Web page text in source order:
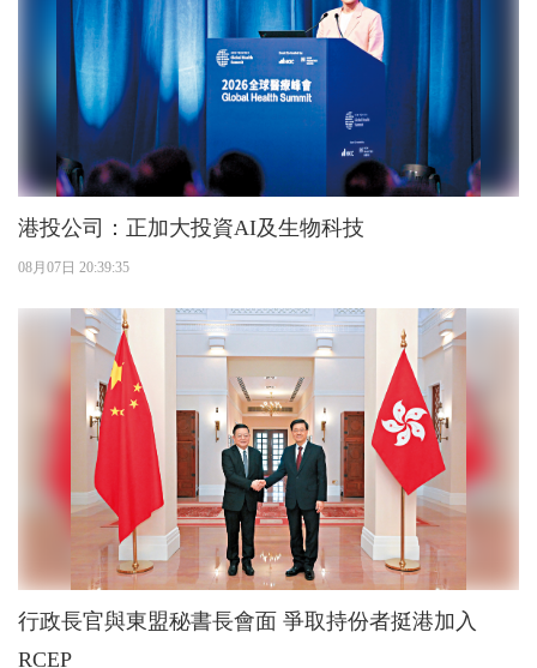
港投公司：正加大投資AI及生物科技
08月07日 20:39:35
行政長官與東盟秘書長會面 爭取持份者挺港加入
RCEP